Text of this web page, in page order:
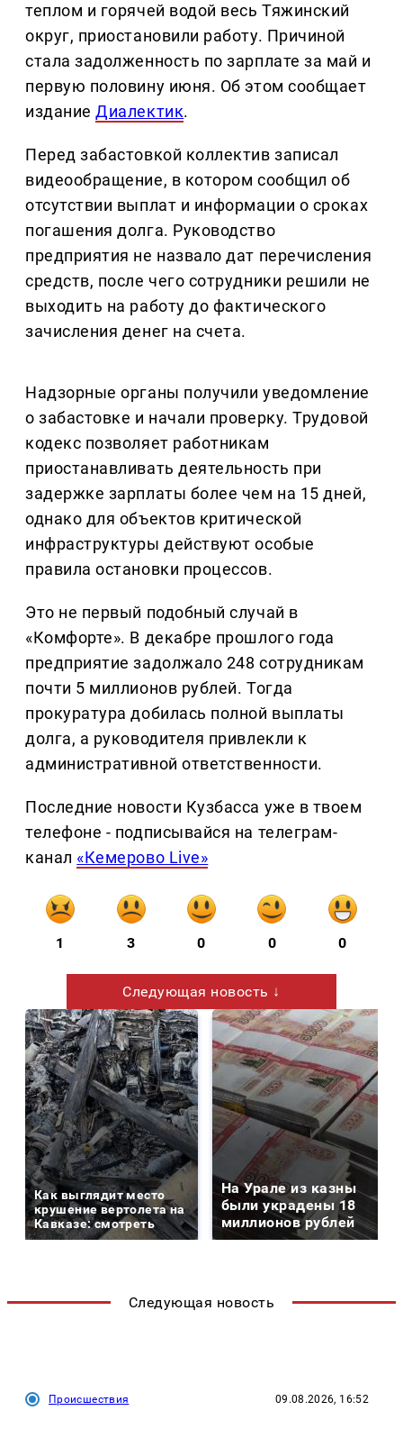
теплом и горячей водой весь Тяжинский
округ, приостановили работу. Причиной
стала задолженность по зарплате за май и
первую половину июня. Об этом сообщает
изданиеДиалектик.
Перед забастовкой коллектив записал
видеообращение, в котором сообщил об
отсутствии выплат и информации о сроках
погашения долга. Руководство
предприятия не назвало дат перечисления
средств, после чего сотрудники решили не
выходить на работу до фактического
зачисления денег на счета.
Надзорные органы получили уведомление
о забастовке и начали проверку. Трудовой
кодекс позволяет работникам
приостанавливать деятельность при
задержке зарплаты более чем на 15 дней,
однако для объектов критической
инфраструктуры действуют особые
правила остановки процессов.
Это не первый подобный случай в
«Комфорте». В декабре прошлого года
предприятие задолжало 248 сотрудникам
почти 5 миллионов рублей. Тогда
прокуратура добилась полной выплаты
долга, а руководителя привлекли к
административной ответственности.
Последние новости Кузбасса уже в твоем
телефоне - подписывайся на телеграм-
канал «Кемерово Live»
1 3 0 0 0
Следующая новость ↓
Как выглядит место
крушение вертолета на
Кавказе: смотреть
На Урале из казны
были украдены 18
миллионов рублей
Следующая новость
Происшествия 09.08.2026, 16:52